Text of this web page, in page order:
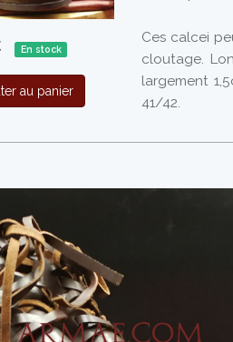
En stock
au panier
Ces calcei
cloutage.
largement
41/42.